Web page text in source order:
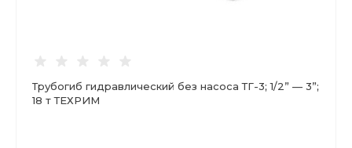
Трубогиб гидравлический без насоса ТГ-3; 1/2” — 3”;
18 т ТЕХРИМ